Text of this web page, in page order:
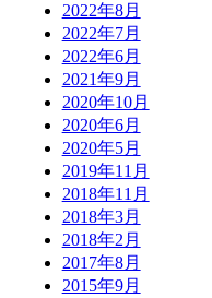
2022年8月
2022年7月
2022年6月
2021年9月
2020年10月
2020年6月
2020年5月
2019年11月
2018年11月
2018年3月
2018年2月
2017年8月
2015年9月